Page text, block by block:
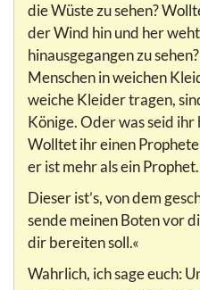
die Wüste zu sehen?
der Wind hin und her
hinausgegangen zu
Menschen in weichen
weiche Kleider tragen,
Könige. Oder was seid ihr
Wolltet ihr einen
er ist mehr als ein Prophet.
Dieser ist’s, von dem
sende meinen Boten vor
dir bereiten soll.«
Wahrlich, ich sage euch: